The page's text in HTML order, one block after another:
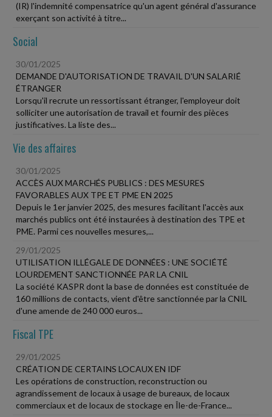
(IR) l'indemnité compensatrice qu'un agent général d'assurance
exerçant son activité à titre...
Social
30/01/2025
DEMANDE D'AUTORISATION DE TRAVAIL D'UN SALARIÉ
ÉTRANGER
Lorsqu'il recrute un ressortissant étranger, l'employeur doit
solliciter une autorisation de travail et fournir des pièces
justificatives. La liste des...
Vie des affaires
30/01/2025
ACCÈS AUX MARCHÉS PUBLICS : DES MESURES
FAVORABLES AUX TPE ET PME EN 2025
Depuis le 1er janvier 2025, des mesures facilitant l'accès aux
marchés publics ont été instaurées à destination des TPE et
PME. Parmi ces nouvelles mesures,...
29/01/2025
UTILISATION ILLÉGALE DE DONNÉES : UNE SOCIÉTÉ
LOURDEMENT SANCTIONNÉE PAR LA CNIL
La société KASPR dont la base de données est constituée de
160 millions de contacts, vient d'être sanctionnée par la CNIL
d'une amende de 240 000 euros...
Fiscal TPE
29/01/2025
CRÉATION DE CERTAINS LOCAUX EN IDF
Les opérations de construction, reconstruction ou
agrandissement de locaux à usage de bureaux, de locaux
commerciaux et de locaux de stockage en Île-de-France...